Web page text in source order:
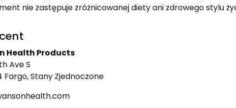
nie zastępuje zróżnicowanej diety ani zdrowego stylu
Health Products
Ave S
Fargo, Stany Zjednoczone